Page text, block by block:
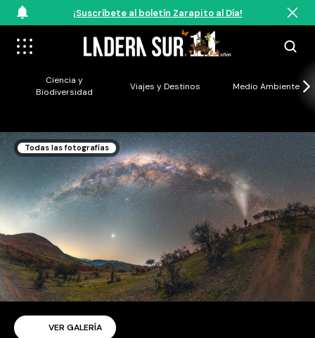
¡Suscríbete al boletín Zarapito al Día!
Ciencia y
Biodiversidad
Viajes y Destinos Medio Ambiente
Todas las fotografías
VER GALERÍA